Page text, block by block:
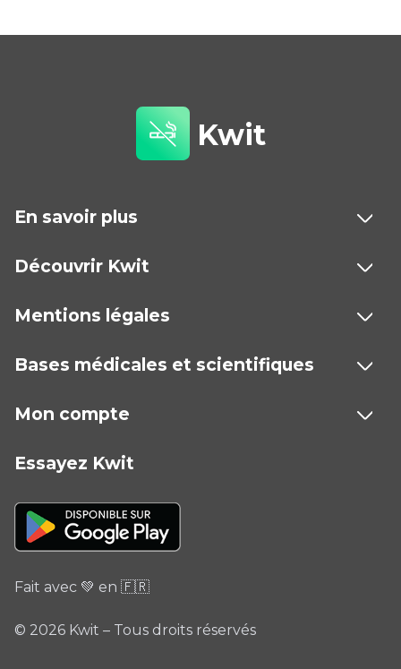
Fait avec 💚 en 🇫🇷
© 2026 Kwit – Tous droits réservés
Kwit
En savoir plus
Découvrir Kwit
Mentions légales
Bases médicales et scientifiques
Mon compte
Essayez Kwit